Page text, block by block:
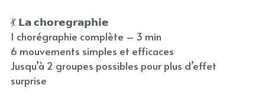
💃 𝗟𝗮 𝗰𝗵𝗼𝗿𝗲𝗴𝗿𝗮𝗽𝗵𝗶𝗲
1 chorégraphie complète – 3 min
6 mouvements simples et efficaces
Jusqu’à 2 groupes possibles pour plus d’effet
surprise